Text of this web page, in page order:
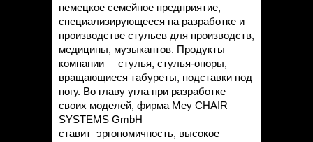
немецкое семейное предприятие,
специализирующееся на разработке и
производстве стульев для производств,
медицины, музыкантов. Продукты
компании – стулья, стулья-опоры,
вращающиеся табуреты, подставки под
ногу. Во главу угла при разработке
своих моделей, фирма Mey CHAIR
SYSTEMS GmbH
ставит эргономичность, высокое